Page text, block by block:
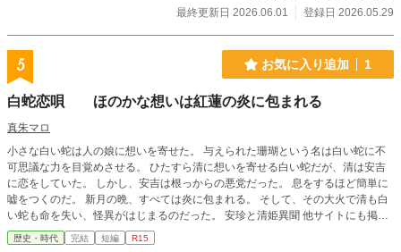
最終更新日 2026.06.01
登録日 2026.05.29
5 お気に入り追加 1
白蛇恋唄 ほのかな想いは紅蓮の炎に包まれる
真朱マロ
小さな白い蛇は人の娘に想いを寄せた。 与えられた珊瑚という名は白い蛇に不
可思議な力を目覚めさせる。 ひたすら清に想いを寄せる白い蛇だが、清は安吉
に恋をしていた。 しかし、安吉は根っからの悪党だった。 息をするほど簡単に
嘘をつくのだ。 新月の晩、すべては炎に包まれる。 そして、その大火で清も白
い蛇も命を失い、怪異がはじまるのだった。 安珍と清姫異聞 他サイトにも掲載
しています
歴史・時代 完結 短編 R15